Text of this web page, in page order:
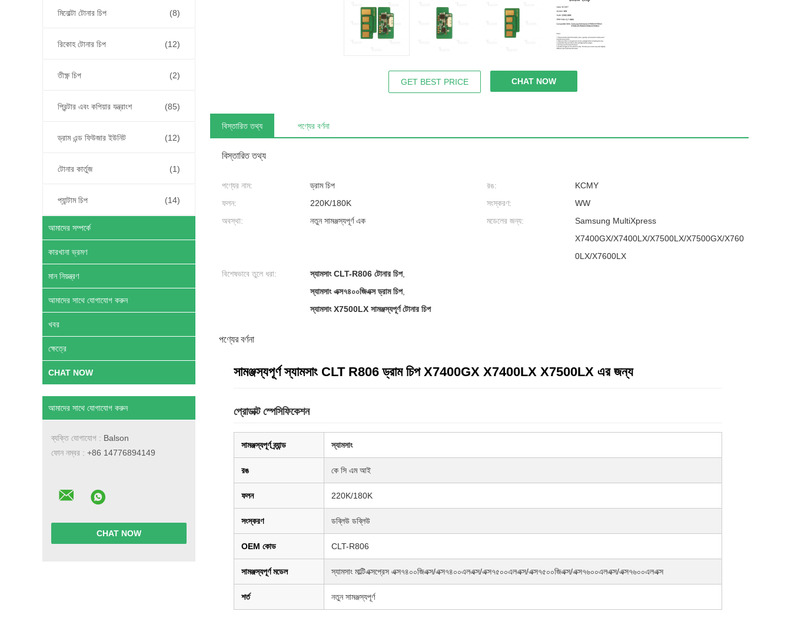
মিনোল্টা টোনার চিপ (8)
রিকোহ টোনার চিপ (12)
তীক্ষ্ণ চিপ (2)
প্রিন্টার এবং কপিয়ার যন্ত্রাংশ (85)
ড্রাম এন্ড ফিউজার ইউনিট (12)
টোনার কার্তুজ (1)
প্যান্টাম চিপ (14)
আমাদের সম্পর্কে
কারখানা ভ্রমণ
মান নিয়ন্ত্রণ
আমাদের সাথে যোগাযোগ করুন
খবর
ক্ষেত্রে
CHAT NOW
আমাদের সাথে যোগাযোগ করুন
ব্যক্তি যোগাযোগ : Balson
ফোন নম্বর : +86 14776894149
CHAT NOW
GET BEST PRICE CHAT NOW
বিস্তারিত তথ্য পণ্যের বর্ণনা
বিস্তারিত তথ্য
পণ্যের নাম: ড্রাম চিপ রঙ:
KCMY
ফলন:
220K/180K সংস্করণ:
WW
অবস্থা:
নতুন সামঞ্জস্যপূর্ণ এক মডেলের জন্য:
Samsung MultiXpress
X7400GX/X7400LX/X7500LX/X7500GX/X760
0LX/X7600LX
বিশেষভাবে তুলে ধরা:
স্যামসাং CLT-R806 টোনার চিপ,
স্যামসাং এক্স৭৪০০জিএক্স ড্রাম চিপ,
স্যামসাং X7500LX সামঞ্জস্যপূর্ণ টোনার চিপ
পণ্যের বর্ণনা
সামঞ্জস্যপূর্ণ স্যামসাং CLT R806 ড্রাম চিপ X7400GX X7400LX X7500LX এর জন্য
প্রোডাক্ট স্পেসিফিকেশন
সামঞ্জস্যপূর্ণ ব্র্যান্ড স্যামসাং
রঙ কে সি এম আই
ফলন 220K/180K
সংস্করণ ডব্লিউ ডব্লিউ
OEM কোড CLT-R806
সামঞ্জস্যপূর্ণ মডেল স্যামসাং মাল্টিএক্সপ্রেস এক্স৭৪০০জিএক্স/এক্স৭৪০০এলএক্স/এক্স৭৫০০এলএক্স/এক্স৭৫০০জিএক্স/এক্স৭৬০০এলএক্স/এক্স৭৬০০এলএক্স
শর্ত নতুন সামঞ্জস্যপূর্ণ